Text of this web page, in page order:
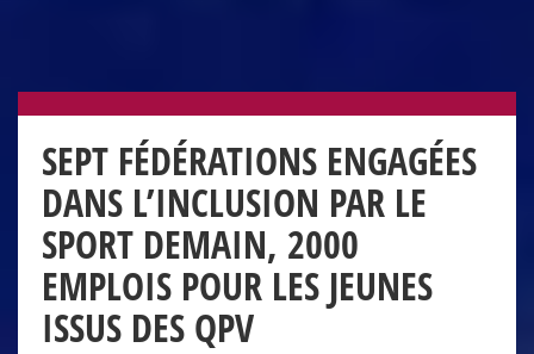
SEPT FÉDÉRATIONS ENGAGÉES
DANS L’INCLUSION PAR LE
SPORT DEMAIN, 2000
EMPLOIS POUR LES JEUNES
ISSUS DES QPV